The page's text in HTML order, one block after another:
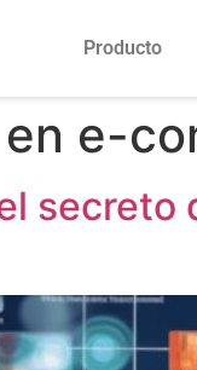
Producto
e-
secreto